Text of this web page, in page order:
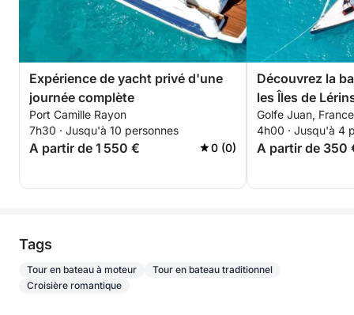
Sterna promet d'être une expérience inoubliable,
mariant le plaisir de la navigation à la découverte
des trésors cachés de cette région emblématique.
Nous sommes impatients de partager ces moments
privilégiés avec vous à bord. Réservez dès
maintenant et préparez-vous à vivre une journée
exceptionnelle sur les eaux azuréennes.
Expérience de yacht privé d'une
journée complète
Port Camille Rayon
7h30 · Jusqu'à 10 personnes
A partir de 1 550 € 0 (0)
Découvrez la
les Îles de Lérins en voilier
une navigation
Mouillage
farniente et
Golfe Juan, France
4h00 · Jusqu'à 4
A partir de 350
Tags
Tour en bateau à moteur
Tour en bateau traditionnel
Croisière romantique